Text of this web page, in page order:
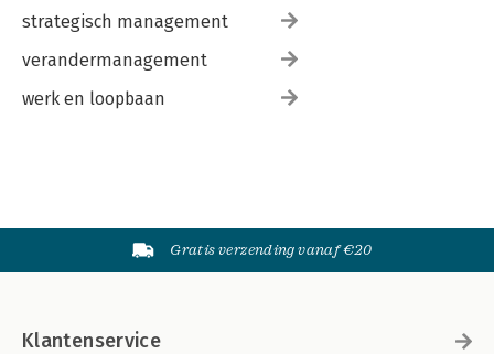
strategisch management
verandermanagement
werk en loopbaan
Gratis verzending vanaf €20
Klantenservice